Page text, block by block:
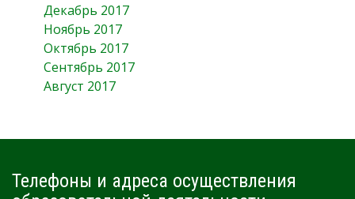
Декабрь 2017
Ноябрь 2017
Октябрь 2017
Сентябрь 2017
Август 2017
Телефоны и адреса осуществления